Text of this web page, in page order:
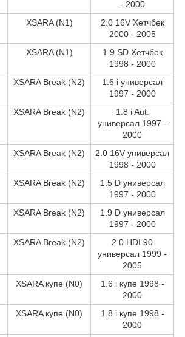
- 2000
XSARA (N1)
2.0 16V Хетчбек
2000 - 2005
XSARA (N1)
1.9 SD Хетчбек
1998 - 2000
XSARA Break (N2)
1.6 i универсал
1997 - 2000
XSARA Break (N2)
1.8 i Aut.
универсал 1997 -
2000
XSARA Break (N2)
2.0 16V универсал
1998 - 2000
XSARA Break (N2)
1.5 D универсал
1997 - 2000
XSARA Break (N2)
1.9 D универсал
1997 - 2000
XSARA Break (N2)
2.0 HDI 90
универсал 1999 -
2005
XSARA купе (N0)
1.6 i купе 1998 -
2000
XSARA купе (N0)
1.8 i купе 1998 -
2000